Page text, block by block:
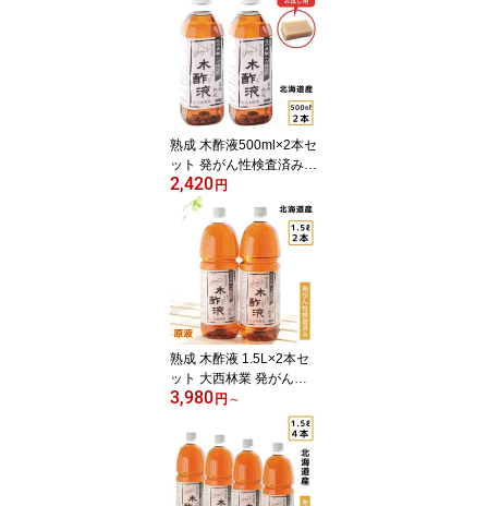
【同梱不可】 窯元直売
クリア もくさくえき 最
強配送 最強翌日配送
熟成 木酢液500ml×2本セ
ット 発がん性検査済み！
入浴・お風呂に最適！風
呂用 木酢液 窯元直売の
原液100％のもくさくえ
き/上質/蜂除け ボカシや
堆肥づくりにも もくさく
えき 大西林業 最強配送
最強翌日配送（楽天倉庫
発送）
2,420 円
熟成 木酢液 1.5L×2本セ
ット 大西林業 発がん性
検査済み 送料無料 北海
道産 原液 100% 窯元直
売 入浴用におすすめ 炭
のエキスで温泉気分 ぽか
ぽか リラックス 木酢液
※最強配送 最強翌日配送
3,980 円 ～